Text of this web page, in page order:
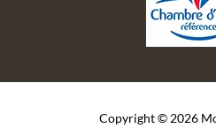
Copyright © 2026